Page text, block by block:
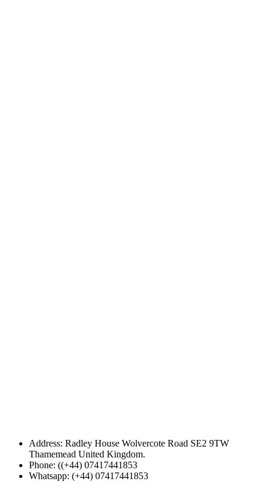
Address: Radley House Wolvercote Road SE2 9TW
Thamemead United Kingdom.
Phone: ((+44) 07417441853
Whatsapp: (+44) 07417441853